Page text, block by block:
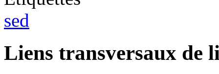
sed
Liens transversaux de